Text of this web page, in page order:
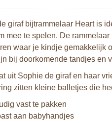
giraf bijtrammelaar Heart is
mee te spelen. De
waar je kindje gemakkelijk
bij doorkomende tandjes en
uit Sophie de giraf en haar
zitten kleine balletjes die
vast te pakken
aan babyhandjes